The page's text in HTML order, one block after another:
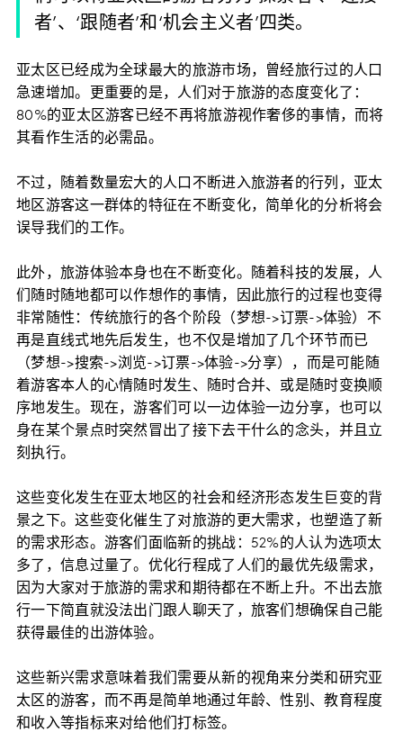
者’、‘跟随者’和‘机会主义者’四类。
亚太区已经成为全球最大的旅游市场，曾经旅行过的人口
急速增加。更重要的是，人们对于旅游的态度变化了：
80%的亚太区游客已经不再将旅游视作奢侈的事情，而将
其看作生活的必需品。
不过，随着数量宏大的人口不断进入旅游者的行列，亚太
地区游客这一群体的特征在不断变化，简单化的分析将会
误导我们的工作。
此外，旅游体验本身也在不断变化。随着科技的发展，人
们随时随地都可以作想作的事情，因此旅行的过程也变得
非常随性：传统旅行的各个阶段（梦想->订票->体验）不
再是直线式地先后发生，也不仅是增加了几个环节而已
（梦想->搜索->浏览->订票->体验->分享），而是可能随
着游客本人的心情随时发生、随时合并、或是随时变换顺
序地发生。现在，游客们可以一边体验一边分享，也可以
身在某个景点时突然冒出了接下去干什么的念头，并且立
刻执行。
这些变化发生在亚太地区的社会和经济形态发生巨变的背
景之下。这些变化催生了对旅游的更大需求，也塑造了新
的需求形态。游客们面临新的挑战：52%的人认为选项太
多了，信息过量了。优化行程成了人们的最优先级需求，
因为大家对于旅游的需求和期待都在不断上升。不出去旅
行一下简直就没法出门跟人聊天了，旅客们想确保自己能
获得最佳的出游体验。
这些新兴需求意味着我们需要从新的视角来分类和研究亚
太区的游客，而不再是简单地通过年龄、性别、教育程度
和收入等指标来对给他们打标签。